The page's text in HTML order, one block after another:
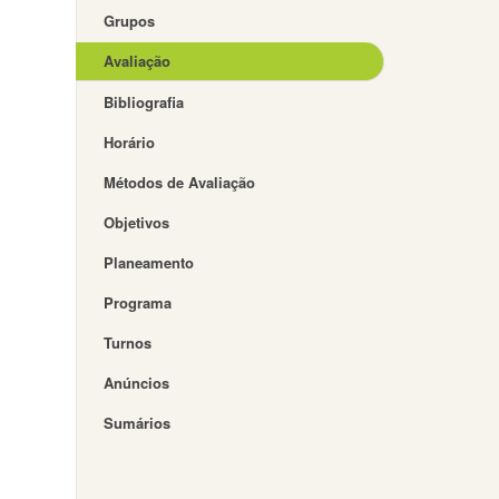
Grupos
Avaliação
Bibliografia
Horário
Métodos de Avaliação
Objetivos
Planeamento
Programa
Turnos
Anúncios
Sumários